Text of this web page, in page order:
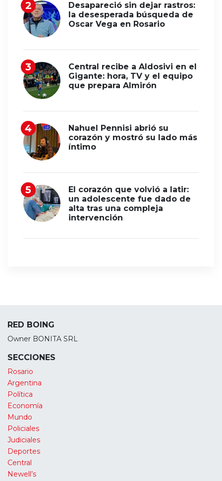
Desapareció sin dejar rastros:
la desesperada búsqueda de
Oscar Vega en Rosario
Central recibe a Aldosivi en el
Gigante: hora, TV y el equipo
que prepara Almirón
Nahuel Pennisi abrió su
corazón y mostró su lado más
íntimo
El corazón que volvió a latir:
un adolescente fue dado de
alta tras una compleja
intervención
RED BOING
Owner BONITA SRL
SECCIONES
Rosario
Argentina
Política
Economía
Mundo
Policiales
Judiciales
Deportes
Central
Newell’s